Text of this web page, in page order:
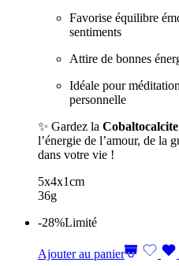
Favorise équilibre
sentiments
Attire de bonnes
Idéale pour
personnelle
✨ Gardez la
l’énergie de l’amour, de la
dans votre vie !
5x4x1cm
36g
-28%Limité
Ajouter au panier